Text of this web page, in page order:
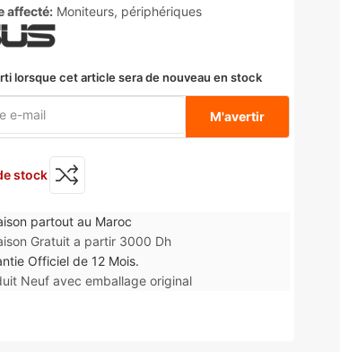
affecté: Moniteurs, périphériques
lorsque cet article sera de nouveau en stock
M'avertir
stock
partout au Maroc
Gratuit a partir 3000 Dh
Officiel de 12 Mois.
Neuf avec emballage original